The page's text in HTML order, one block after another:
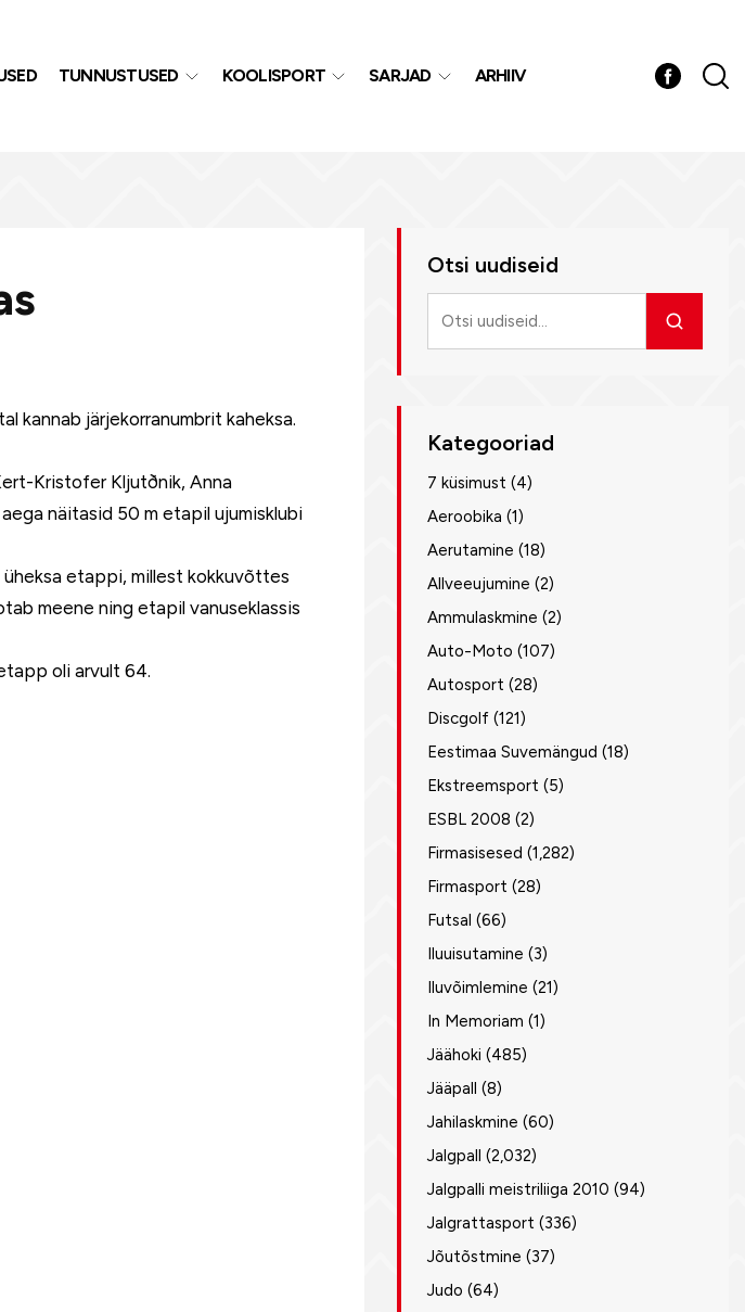
TUNNUSTUSED KOOLISPORT SARJAD ARHIIV
kannab järjekorranumbrit kaheksa.
Kristofer Kljutðnik, Anna
näitasid 50 m etapil ujumisklubi
etappi, millest kokkuvõttes
meene ning etapil vanuseklassis
oli arvult 64.
Otsi uudiseid
uudiseid
Kategooriad
7 küsimust (4)
Aeroobika (1)
Aerutamine (18)
Allveeujumine (2)
Ammulaskmine (2)
Auto-Moto (107)
Autosport (28)
Discgolf (121)
Eestimaa Suvemängud (18)
Ekstreemsport (5)
ESBL 2008 (2)
Firmasisesed (1,282)
Firmasport (28)
Futsal (66)
Iluuisutamine (3)
Iluvõimlemine (21)
In Memoriam (1)
Jäähoki (485)
Jääpall (8)
Jahilaskmine (60)
Jalgpall (2,032)
Jalgpalli meistriliiga 2010 (94)
Jalgrattasport (336)
Jõutõstmine (37)
Judo (64)